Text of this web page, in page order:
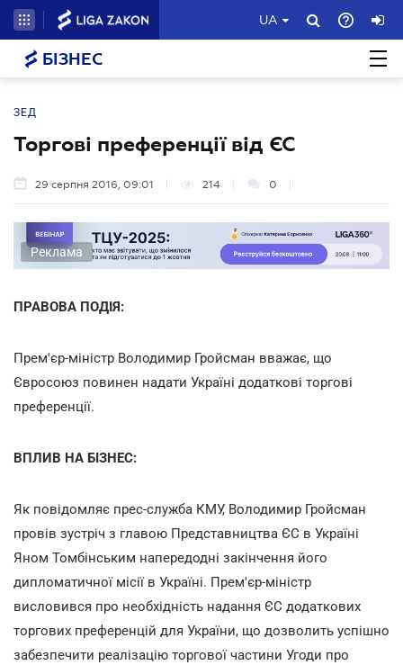
UA
БІЗНЕС
ЗЕД
Торгові преференції від ЄС
29 серпня 2016, 09:01 214 0
Реклама
ПРАВОВА ПОДІЯ:
Прем'єр-міністр Володимир Гройсман вважає, що
Євросоюз повинен надати Україні додаткові торгові
преференції.
ВПЛИВ НА БІЗНЕС:
Як повідомляє прес-служба КМУ, Володимир Гройсман
провів зустріч з главою Представництва ЄС в Україні
Яном Томбінським напередодні закінчення його
дипломатичної місії в Україні. Прем'єр-міністр
висловився про необхідність надання ЄС додаткових
торгових преференцій для України, що дозволить успішно
забезпечити реалізацію торгової частини Угоди про